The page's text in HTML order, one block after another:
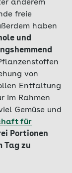
anderem
freie
haben
und
von
Entfaltung
im Rahmen
Gemüse und
für
Portionen
Tag zu